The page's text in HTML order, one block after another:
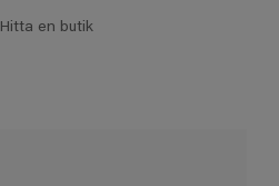
Hitta en butik